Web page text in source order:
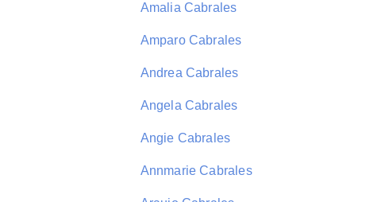
Amalia Cabrales
Amparo Cabrales
Andrea Cabrales
Angela Cabrales
Angie Cabrales
Annmarie Cabrales